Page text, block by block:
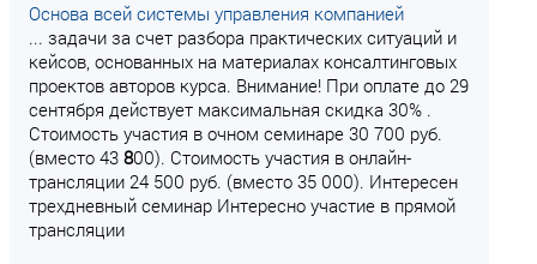
Основа всей системы управления компанией
... задачи за счет разбора практических ситуаций и
кейсов, основанных на материалах консалтинговых
проектов авторов курса. Внимание! При оплате до 29
сентября действует максимальная скидка 30% .
Стоимость участия в очном семинаре 30 700 руб.
(вместо 43 800). Стоимость участия в онлайн-
трансляции 24 500 руб. (вместо 35 000). Интересен
трехдневный семинар Интересно участие в прямой
трансляции